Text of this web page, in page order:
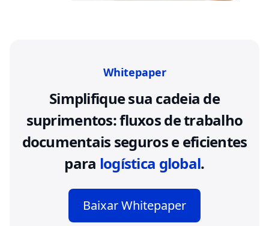
Whitepaper
Simplifique sua cadeia de
suprimentos: fluxos de trabalho
documentais seguros e eficientes
para logística global.
Baixar Whitepaper